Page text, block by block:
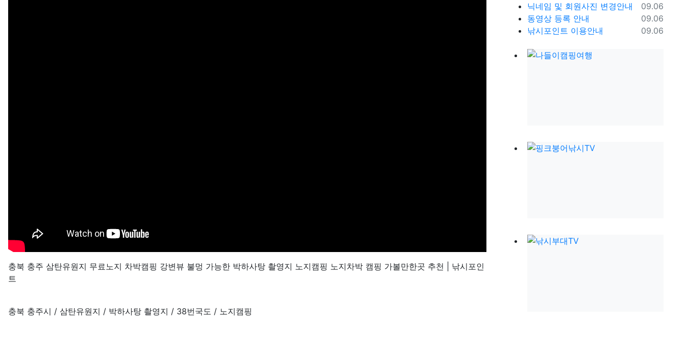
충북 충주 삼탄유원지 무료노지 차박캠핑 강변뷰 불멍 가능한 박하사탕 촬영지 노지캠핑 노지차박 캠핑 가볼만한곳 추천 | 낚시포인
트
충북 충주시 / 삼탄유원지 / 박하사탕 촬영지 / 38번국도 / 노지캠핑
등록일
09.06
닉네임 및 회원사진 변경안내
등록일
09.06
동영상 등록 안내
등록일
09.06
낚시포인트 이용안내